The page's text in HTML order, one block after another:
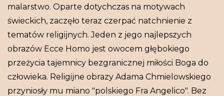
malarstwo. Oparte dotychczas na motywach
świeckich, zaczęło teraz czerpać natchnienie z
tematów religijnych. Jeden z jego najlepszych
obrazów Ecce Homo jest owocem głębokiego
przeżycia tajemnicy bezgranicznej miłości Boga do
człowieka. Religijne obrazy Adama Chmielowskiego
przyniosły mu miano "polskiego Fra Angelico". Bez